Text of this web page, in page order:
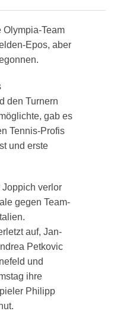
Olympia-Team
Epos, aber
den Turnern
gab es
Tennis-Profis
und erste
Joppich verlor
gegen Team-
auf, Jan-
Petkovic
und
ihre
Philipp